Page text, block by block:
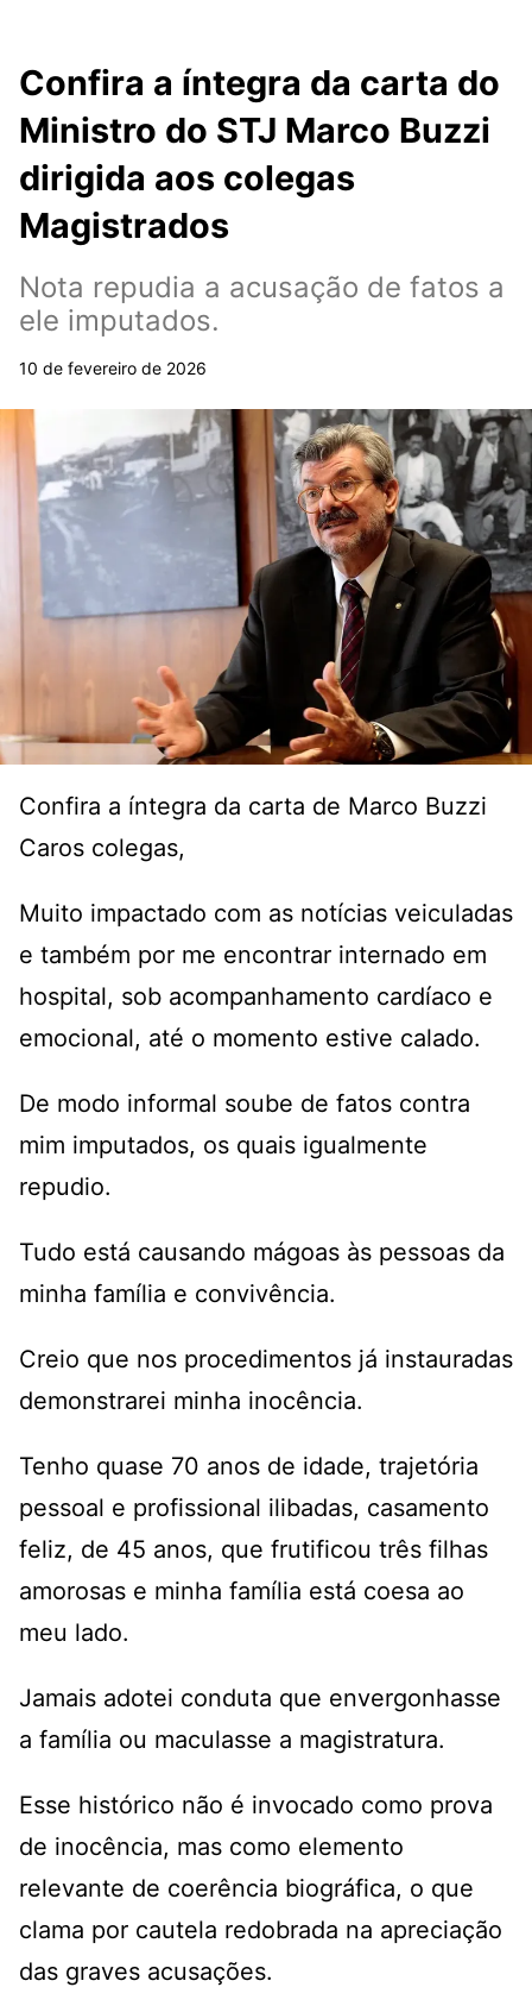
Confira a íntegra da carta do
Ministro do STJ Marco Buzzi
dirigida aos colegas
Magistrados
Nota repudia a acusação de fatos a
ele imputados.
10 de fevereiro de 2026
Confira a íntegra da carta de Marco Buzzi
Caros colegas,
Muito impactado com as notícias veiculadas
e também por me encontrar internado em
hospital, sob acompanhamento cardíaco e
emocional, até o momento estive calado.
De modo informal soube de fatos contra
mim imputados, os quais igualmente
repudio.
Tudo está causando mágoas às pessoas da
minha família e convivência.
Creio que nos procedimentos já instauradas
demonstrarei minha inocência.
Tenho quase 70 anos de idade, trajetória
pessoal e profissional ilibadas, casamento
feliz, de 45 anos, que frutificou três filhas
amorosas e minha família está coesa ao
meu lado.
Jamais adotei conduta que envergonhasse
a família ou maculasse a magistratura.
Esse histórico não é invocado como prova
de inocência, mas como elemento
relevante de coerência biográfica, o que
clama por cautela redobrada na apreciação
das graves acusações.